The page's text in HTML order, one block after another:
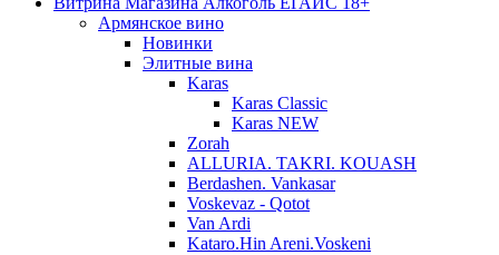
Армянское вино
Новинки
Элитные вина
Karas
Karas Classic
Karas NEW
Zorah
ALLURIA. TAKRI. KOUASH
Berdashen. Vankasar
Voskevaz - Qotot
Van Ardi
Kataro.Hin Areni.Voskeni